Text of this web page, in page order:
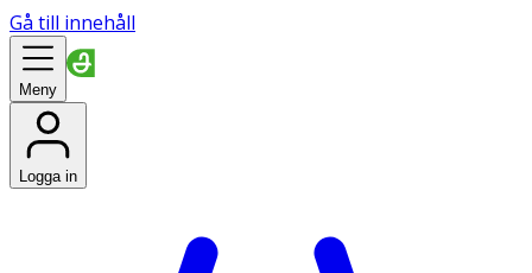
Gå till innehåll
Meny
Logga in